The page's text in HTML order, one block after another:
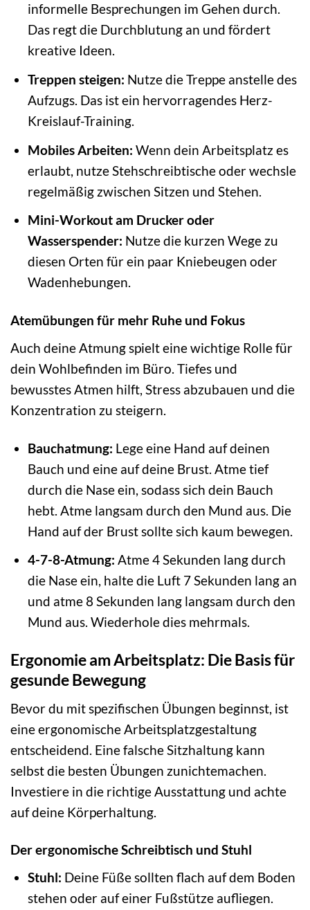
informelle Besprechungen im Gehen durch.
Das regt die Durchblutung an und fördert
kreative Ideen.
Treppen steigen: Nutze die Treppe anstelle des
Aufzugs. Das ist ein hervorragendes Herz-
Kreislauf-Training.
Mobiles Arbeiten: Wenn dein Arbeitsplatz es
erlaubt, nutze Stehschreibtische oder wechsle
regelmäßig zwischen Sitzen und Stehen.
Mini-Workout am Drucker oder
Wasserspender: Nutze die kurzen Wege zu
diesen Orten für ein paar Kniebeugen oder
Wadenhebungen.
Atemübungen für mehr Ruhe und Fokus
Auch deine Atmung spielt eine wichtige Rolle für
dein Wohlbefinden im Büro. Tiefes und
bewusstes Atmen hilft, Stress abzubauen und die
Konzentration zu steigern.
Bauchatmung: Lege eine Hand auf deinen
Bauch und eine auf deine Brust. Atme tief
durch die Nase ein, sodass sich dein Bauch
hebt. Atme langsam durch den Mund aus. Die
Hand auf der Brust sollte sich kaum bewegen.
4-7-8-Atmung: Atme 4 Sekunden lang durch
die Nase ein, halte die Luft 7 Sekunden lang an
und atme 8 Sekunden lang langsam durch den
Mund aus. Wiederhole dies mehrmals.
Ergonomie am Arbeitsplatz: Die Basis für
gesunde Bewegung
Bevor du mit spezifischen Übungen beginnst, ist
eine ergonomische Arbeitsplatzgestaltung
entscheidend. Eine falsche Sitzhaltung kann
selbst die besten Übungen zunichtemachen.
Investiere in die richtige Ausstattung und achte
auf deine Körperhaltung.
Der ergonomische Schreibtisch und Stuhl
Stuhl: Deine Füße sollten flach auf dem Boden
stehen oder auf einer Fußstütze aufliegen.